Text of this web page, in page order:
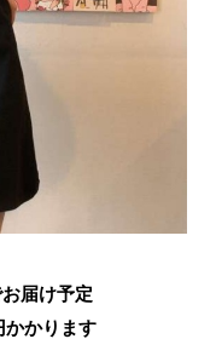
届け予定
かかります